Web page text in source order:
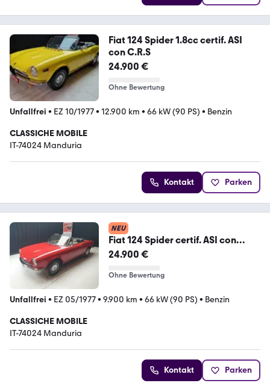
Fiat 124 Spider 1.8cc certif. ASI
con C.R.S
24.900 €
Ohne Bewertung
Unfallfrei • EZ 10/1977• 12.900 km • 66 kW (90 PS) • Benzin
CLASSICHE MOBILE
IT-74024 Manduria
Kontakt Parken
NEU
Fiat 124 Spider certif. ASI con
C.R.S.
24.900 €
Ohne Bewertung
Unfallfrei • EZ 05/1977• 9.900 km • 66 kW (90 PS) • Benzin
CLASSICHE MOBILE
IT-74024 Manduria
Kontakt Parken